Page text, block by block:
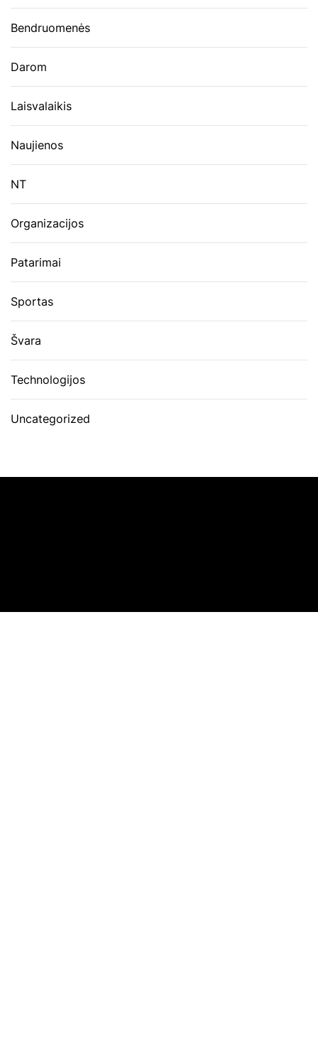
Bendruomenės
Darom
Laisvalaikis
Naujienos
NT
Organizacijos
Patarimai
Sportas
Švara
Technologijos
Uncategorized